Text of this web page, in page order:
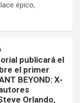
épico,
publicará el
el primer
BEYOND: X-
Orlando,